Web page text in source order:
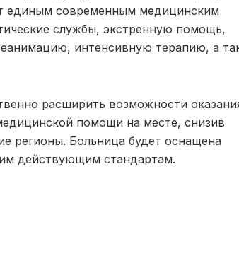
единым современным медицинским
службы, экстренную помощь,
интенсивную терапию, а
расширить возможности
помощи на месте, снизив
регионы. Больница будет оснащена
действующим стандартам.